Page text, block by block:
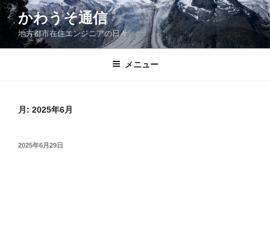
コ
ン
ン
かわうそ通信
地方都市在住エンジニアの日々
メニュー
月: 2025年6月
投
2025年6月29日